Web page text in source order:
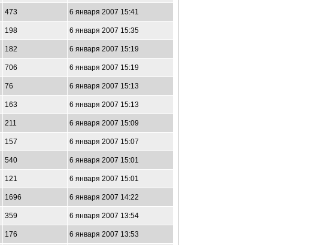
473 6 января 2007 15:41
198 6 января 2007 15:35
182 6 января 2007 15:19
706 6 января 2007 15:19
76 6 января 2007 15:13
163 6 января 2007 15:13
211 6 января 2007 15:09
157 6 января 2007 15:07
540 6 января 2007 15:01
121 6 января 2007 15:01
1696 6 января 2007 14:22
359 6 января 2007 13:54
176 6 января 2007 13:53